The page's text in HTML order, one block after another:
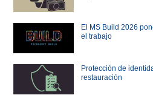
El MS Build 2026
el trabajo
Protección de
restauración